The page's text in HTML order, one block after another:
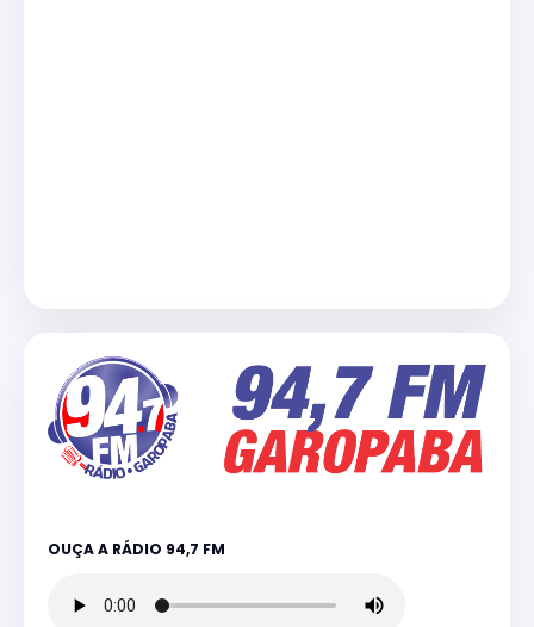
OUÇA A RÁDIO 94,7 FM